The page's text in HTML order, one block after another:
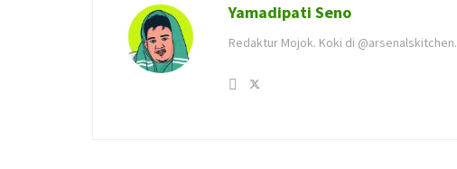
Yamadipati Seno
Redaktur Mojok. Koki di @arsenalskitchen.